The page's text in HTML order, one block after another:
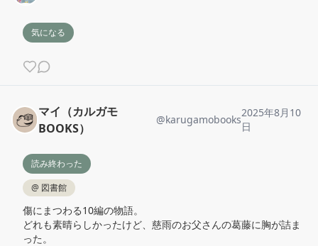
気になる
マイ（カルガモ
BOOKS）
@karugamobooks
2025年8月10
日
読み終わった
@ 図書館
傷にまつわる10編の物語。
どれも素晴らしかったけど、慈雨のお父さんの葛藤に胸が詰ま
った。